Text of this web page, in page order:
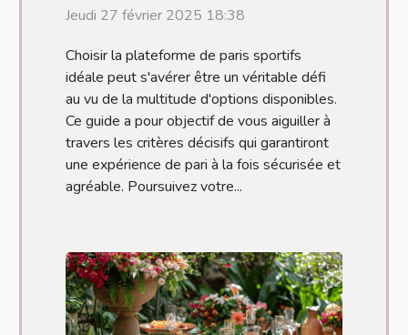
Jeudi 27 février 2025 18:38
Choisir la plateforme de paris sportifs
idéale peut s'avérer être un véritable défi
au vu de la multitude d'options disponibles.
Ce guide a pour objectif de vous aiguiller à
travers les critères décisifs qui garantiront
une expérience de pari à la fois sécurisée et
agréable. Poursuivez votre...